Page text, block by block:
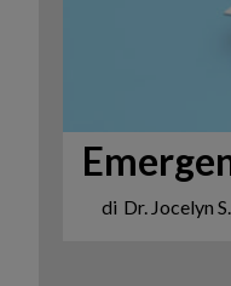
di Dr. Jocelyn